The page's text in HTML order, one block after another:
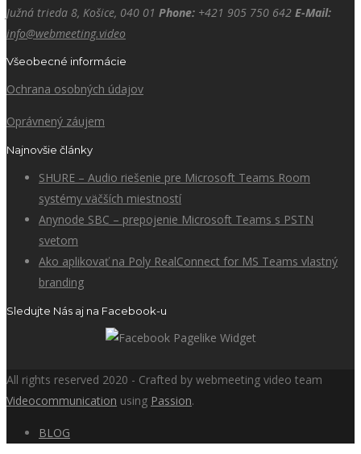
Južná trieda 8, Košice, 040 01 Phone: +421 905 750 642 E-Mail:
info@webmeeting.video
Všeobecné informácie
Ochrana osobných údajov
Oprávnený záujem
Najnovšie články
SHURE – Audio riešenie pre Microsoft Teams Room
systémy väčších miestností
Anynode SBC – prepojenie Microsoft Teams s PSTN
svetom
Ako aplikovať na Poly RealConnect for MS Teams vlastný
branding
Sledujte Nás aj na Facebook-u
All rights reserved 2020 - Crafted by webmeeting video team
Videocommunication using Passion.
BLOG